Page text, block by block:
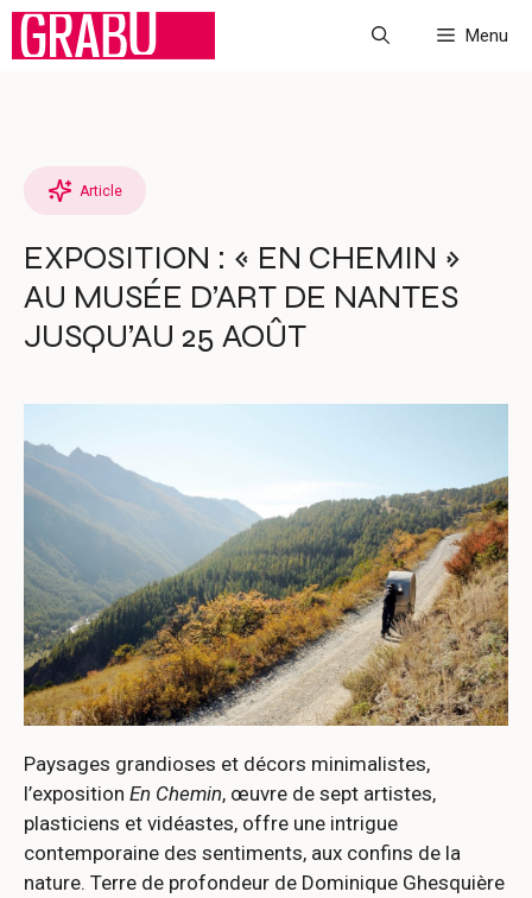
Aller
Menu
Article
EXPOSITION : « EN CHEMIN »
AU MUSÉE D’ART DE NANTES
JUSQU’AU 25 AOÛT
Paysages grandioses et décors minimalistes,
l’exposition En Chemin, œuvre de sept artistes,
plasticiens et vidéastes, offre une intrigue
contemporaine des sentiments, aux confins de la
nature. Terre de profondeur de Dominique Ghesquière